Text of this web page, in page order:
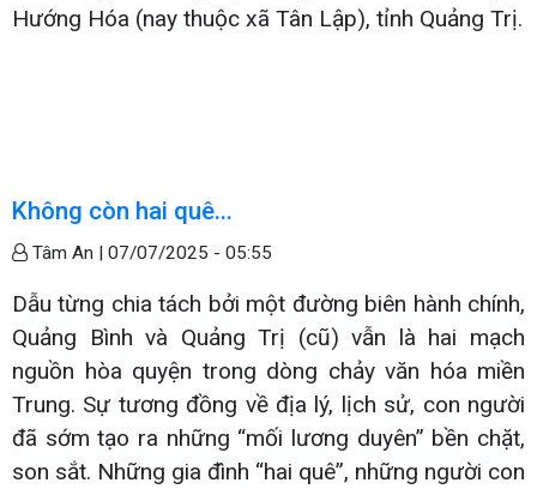
Hướng Hóa (nay thuộc xã Tân Lập), tỉnh Quảng Trị.
Không còn hai quê...
Tâm An | 07/07/2025 - 05:55
Dẫu từng chia tách bởi một đường biên hành chính,
Quảng Bình và Quảng Trị (cũ) vẫn là hai mạch
nguồn hòa quyện trong dòng chảy văn hóa miền
Trung. Sự tương đồng về địa lý, lịch sử, con người
đã sớm tạo ra những “mối lương duyên” bền chặt,
son sắt. Những gia đình “hai quê”, những người con